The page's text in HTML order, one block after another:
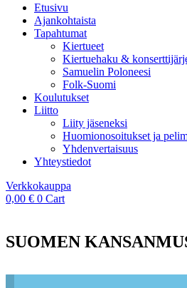
Etusivu
Ajankohtaista
Tapahtumat
Kiertueet
Kiertuehaku &
Samuelin Poloneesi
Folk-Suomi
Koulutukset
Liitto
Liity jäseneksi
Huomionosoitukset ja
Yhdenvertaisuus
Yhteystiedot
Verkkokauppa
0,00 € 0 Cart
SUOMEN